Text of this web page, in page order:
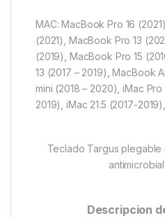
MAC: MacBook Pro 16
(2021), MacBook Pro 13
(2019), MacBook Pro 15
13 (2017 – 2019), MacBook
mini (2018 – 2020), iMac
2019), iMac 21.5 (2017-
Teclado Targus
Descripcion